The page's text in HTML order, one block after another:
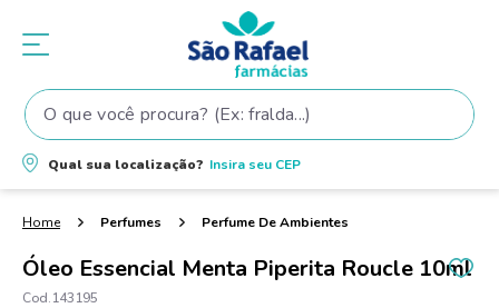
O que você procura? (Ex: fralda...)
Qual sua localização? Insira seu CEP
Perfumes Perfume De Ambientes
Óleo Essencial Menta Piperita Roucle 10ml
143195
Termos mais buscados
1º fralda
shampoo
4 º lenço umedecido